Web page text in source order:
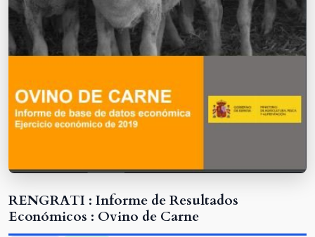
RENGRATI : Informe de Resultados
Económicos : Ovino de Carne